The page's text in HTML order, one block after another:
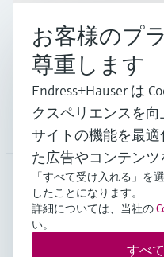
インダストリー
サポート
会社情報
JPN •日本語
お客様のプ
尊重します
Endress+Hauser は
クスペリエンスを
サイトの機能を最
た広告やコンテンツ
「すべて受け入れる」を
したことになります。
詳細については、当社の
い。
すべ